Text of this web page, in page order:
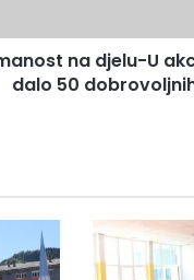
na djelu-U
dalo 50